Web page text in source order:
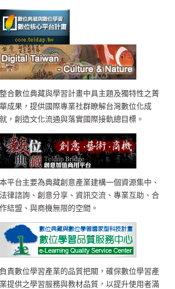
整合數位典藏與學習計畫中具主題及獨特性之菁
華成果，提供國際專業社群瞭解台灣數位化成
就，創造文化流通與落實國際接軌總目標。
本平台主要為典藏創意產業建構一個資源集中、
法律諮詢、創意分享、資訊交流、專業互助、合
作結盟、與商機無限的空間。
負責數位學習產業的品質把關，確保數位學習產
業提供之學習服務與教材品質，以提升使用者滿